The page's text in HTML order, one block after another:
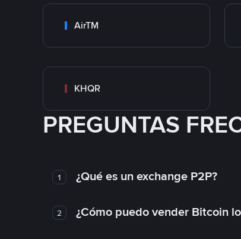
AirTM
KHQR
PREGUNTAS
1 ¿Qué es un exchange P2P?
2 ¿Cómo puedo vender Bitcoin